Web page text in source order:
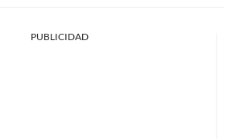
PUBLICIDAD